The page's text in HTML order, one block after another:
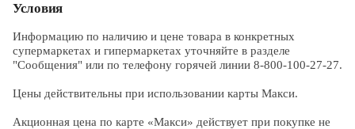
Условия
Информацию по наличию и цене товара в конкретных
супермаркетах и гипермаркетах уточняйте в разделе
"Сообщения" или по телефону горячей линии 8-800-100-27-27.
Цены действительны при использовании карты Макси.
Акционная цена по карте «Макси» действует при покупке не